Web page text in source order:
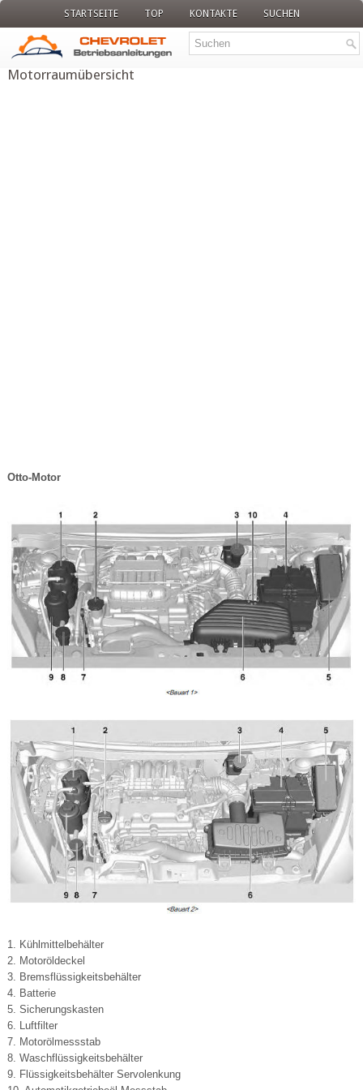
STARTSEITE TOP KONTAKTE SUCHEN
Motorraumübersicht
Otto-Motor
1. Kühlmittelbehälter
2. Motoröldeckel
3. Bremsflüssigkeitsbehälter
4. Batterie
5. Sicherungskasten
6. Luftfilter
7. Motorölmessstab
8. Waschflüssigkeitsbehälter
9. Flüssigkeitsbehälter Servolenkung